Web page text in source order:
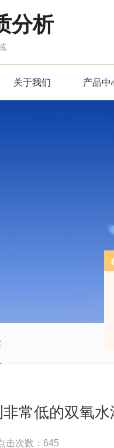
分析
关于我们 产品中
常低的双氧水
击次数：645